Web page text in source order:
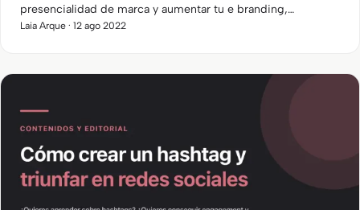
presencialidad de marca y aumentar tu e branding,
consiguiendo crear una tendencia positiva en tus ventas?
Laia Arque · 12 ago 2022